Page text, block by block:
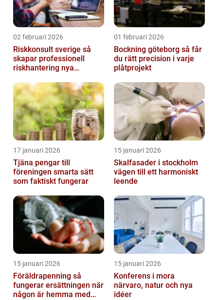
02 februari 2026
Riskkonsult sverige så
skapar professionell
riskhantering nya
01 februari 2026
Bockning göteborg så får
du rätt precision i varje
plåtprojekt
17 januari 2026
Tjäna pengar till
föreningen smarta sätt
som faktiskt fungerar
15 januari 2026
Skalfasader i stockholm
vägen till ett harmoniskt
leende
15 januari 2026
Föräldrapenning så
fungerar ersättningen när
någon är hemma med
15 januari 2026
Konferens i mora
närvaro, natur och nya
idéer